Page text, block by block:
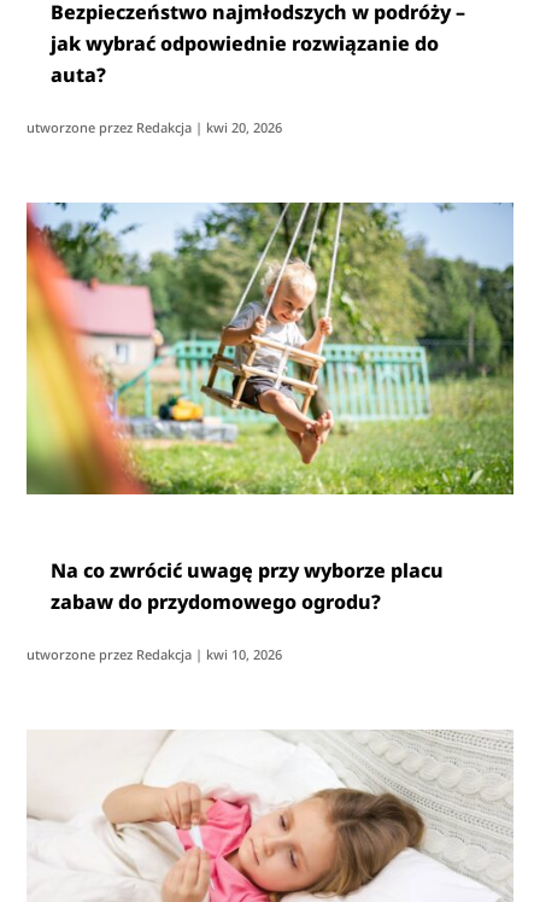
Bezpieczeństwo najmłodszych w podróży –
jak wybrać odpowiednie rozwiązanie do
auta?
utworzone przez Redakcja | kwi 20, 2026
Na co zwrócić uwagę przy wyborze placu
zabaw do przydomowego ogrodu?
utworzone przez Redakcja | kwi 10, 2026